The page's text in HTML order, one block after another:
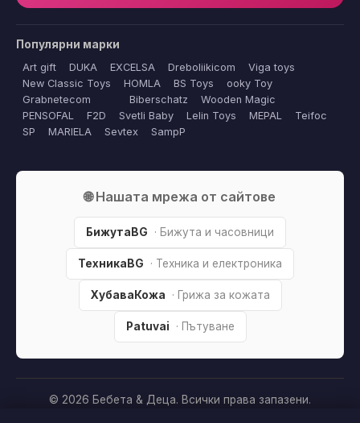
Популярни марки
Art gift DUKA EXCELSA Dreboliikicom
Viga toys
New Classic Toys
HOMLA BS Toys
ooky Toy
Grabnetecom
Biberschatz
Wooden Magic
PENSOFAL
F2D Svetli Baby Lelin Toys MEPAL
Teifoc
SP
MARIELA Sevtex SampP
🌐 Нашата мрежа от сайтове
БижутаBG · Бижута и часовници
ТехникаBG · Техника и електроника
ХубаваКожа · Грижа за кожата
Patuvai · Пътуване
© 2026 Бебета & Деца. Всички права запазени.